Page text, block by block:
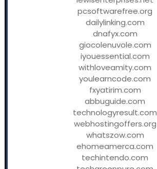
pcsoftwarefree.org
dailylinking.com
dnafyx.com
giocolenuvole.com
iyouessential.com
withloveamity.com
youlearncode.com
fxyatirim.com
abbuguide.com
technologyresult.com
webhostingoffers.org
whatszow.com
ehomeamerca.com
techintendo.com